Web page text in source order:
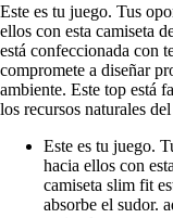
Este es tu juego. Tus
ellos con esta camiseta
está confeccionada con
compromete a diseñar
ambiente. Este top está
los recursos naturales
Este es tu juego.
hacia ellos con
camiseta slim fit
absorbe el sudor.